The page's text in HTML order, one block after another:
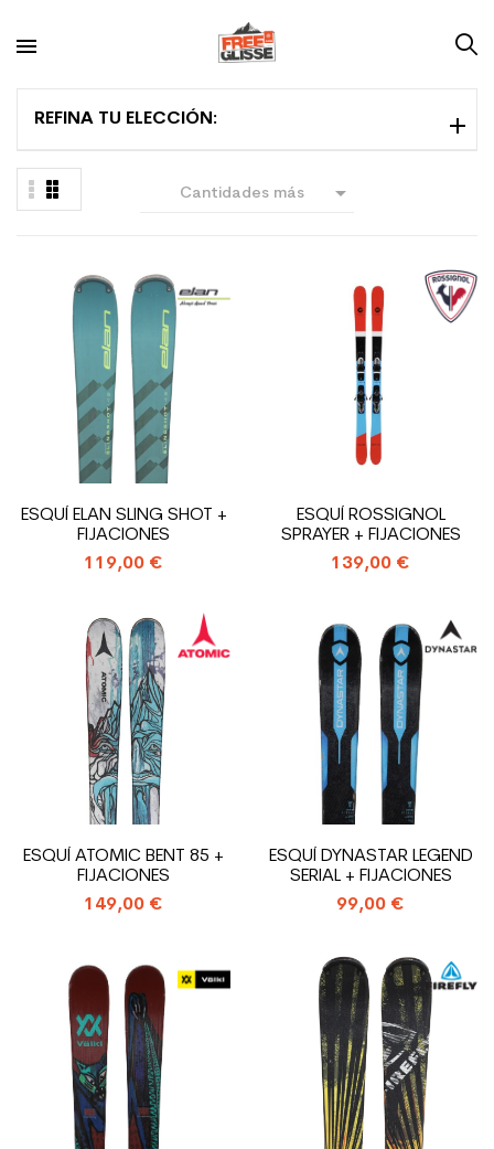
REFINA TU ELECCIÓN:
Cantidades más 
ESQUÍ ELAN SLING SHOT +
FIJACIONES
119,00 €
ESQUÍ ROSSIGNOL
SPRAYER + FIJACIONES
139,00 €
ESQUÍ ATOMIC BENT 85 +
FIJACIONES
149,00 €
ESQUÍ DYNASTAR LEGEND
SERIAL + FIJACIONES
99,00 €